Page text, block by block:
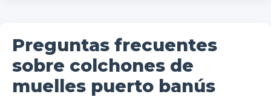
Preguntas frecuentes
sobre colchones de
muelles puerto banús